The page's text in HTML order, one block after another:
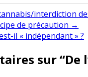
interdiction
de précaution →
il « indépendant » ?
sur “De